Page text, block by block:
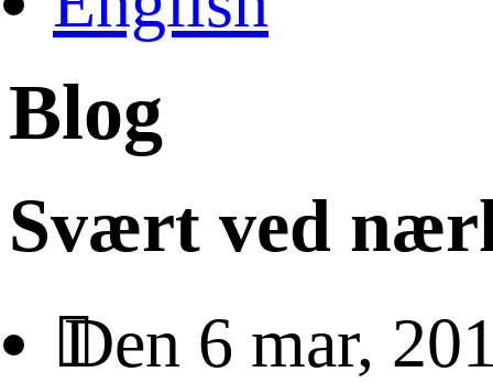
Blog
Svært ved
Den 6 mar,